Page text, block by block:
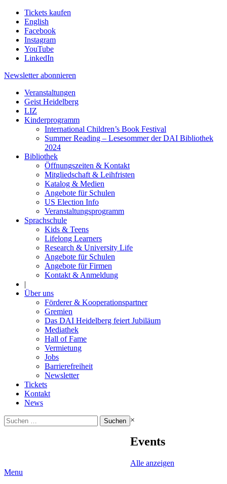
Tickets kaufen
English
Facebook
Instagram
YouTube
LinkedIn
Newsletter abonnieren
Veranstaltungen
Geist Heidelberg
LIZ
Kinderprogramm
International Children’s Book Festival
Summer Reading – Lesesommer der DAI Bibliothek
2024
Bibliothek
Öffnungszeiten & Kontakt
Mitgliedschaft & Leihfristen
Katalog & Medien
Angebote für Schulen
US Election Info
Veranstaltungsprogramm
Sprachschule
Kids & Teens
Lifelong Learners
Research & University Life
Angebote für Schulen
Angebote für Firmen
Kontakt & Anmeldung
|
Über uns
Förderer & Kooperationspartner
Gremien
Das DAI Heidelberg feiert Jubiläum
Mediathek
Hall of Fame
Vermietung
Jobs
Barrierefreiheit
Newsletter
Tickets
Kontakt
News
Suchen
nach:
×
Events
Alle anzeigen
Menu